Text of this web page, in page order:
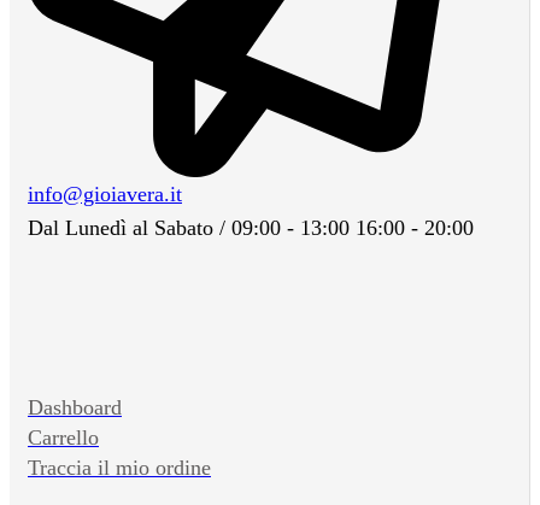
info@gioiavera.it
Dal Lunedì al Sabato / 09:00 - 13:00 16:00 - 20:00
Dashboard
Carrello
Traccia il mio ordine